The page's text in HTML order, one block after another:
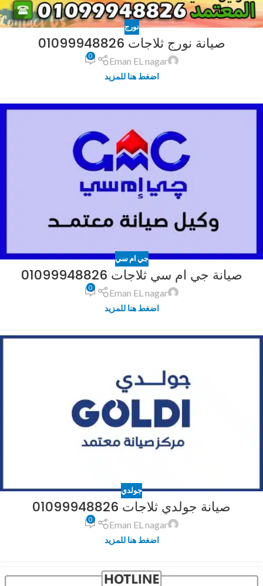
نورج
صيانة نورج ثلاجات 01099948826
Eman EL nagar
0
اضغط هنا للمزيد
جي ام سي
صيانة جي ام سي ثلاجات 01099948826
Eman EL nagar
0
اضغط هنا للمزيد
جولدي
صيانة جولدي ثلاجات 01099948826
Eman EL nagar
0
اضغط هنا للمزيد